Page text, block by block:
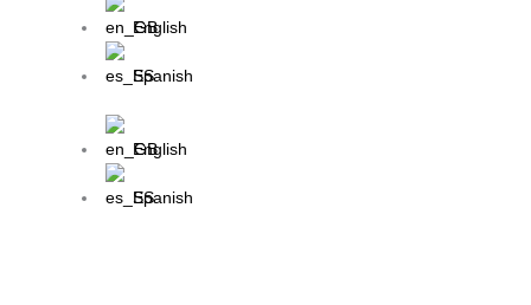
English
Spanish
English
Spanish